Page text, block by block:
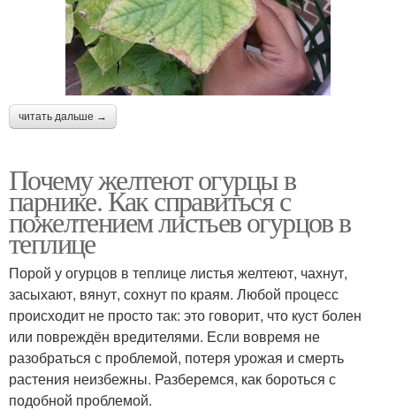
читать дальше →
Почему желтеют огурцы в
парнике. Как справиться с
пожелтением листьев огурцов в
теплице
Порой у огурцов в теплице листья желтеют, чахнут,
засыхают, вянут, сохнут по краям. Любой процесс
происходит не просто так: это говорит, что куст болен
или повреждён вредителями. Если вовремя не
разобраться с проблемой, потеря урожая и смерть
растения неизбежны. Разберемся, как бороться с
подобной проблемой.